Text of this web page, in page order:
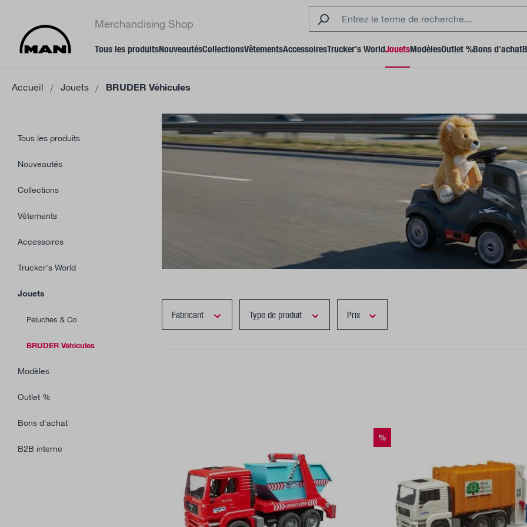
Merchandising Shop
Tous les produitsNouveautésCollectionsVêtementsAccessoiresTrucker's WorldJouetsModèlesOutlet %Bons d'achat
Accueil Jouets BRUDER Véhicules
Tous les produits
Nouveautés
Collections
Vêtements
Accessoires
Trucker's World
Jouets
Peluches & Co
BRUDER Véhicules
Modèles
Outlet %
Bons d'achat
B2B interne
Fabricant Type de produit Prix
%